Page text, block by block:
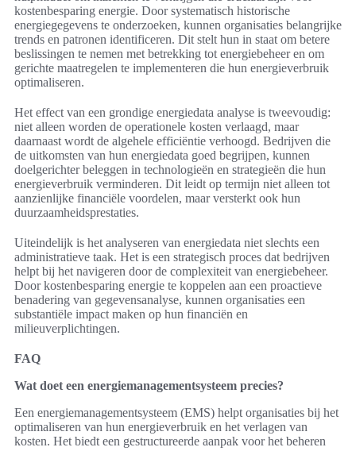
kostenbesparing energie. Door systematisch historische
energiegegevens te onderzoeken, kunnen organisaties belangrijke
trends en patronen identificeren. Dit stelt hun in staat om betere
beslissingen te nemen met betrekking tot energiebeheer en om
gerichte maatregelen te implementeren die hun energieverbruik
optimaliseren.
Het effect van een grondige energiedata analyse is tweevoudig:
niet alleen worden de operationele kosten verlaagd, maar
daarnaast wordt de algehele efficiëntie verhoogd. Bedrijven die
de uitkomsten van hun energiedata goed begrijpen, kunnen
doelgerichter beleggen in technologieën en strategieën die hun
energieverbruik verminderen. Dit leidt op termijn niet alleen tot
aanzienlijke financiële voordelen, maar versterkt ook hun
duurzaamheidsprestaties.
Uiteindelijk is het analyseren van energiedata niet slechts een
administratieve taak. Het is een strategisch proces dat bedrijven
helpt bij het navigeren door de complexiteit van energiebeheer.
Door kostenbesparing energie te koppelen aan een proactieve
benadering van gegevensanalyse, kunnen organisaties een
substantiële impact maken op hun financiën en
milieuverplichtingen.
FAQ
Wat doet een energiemanagementsysteem precies?
Een energiemanagementsysteem (EMS) helpt organisaties bij het
optimaliseren van hun energieverbruik en het verlagen van
kosten. Het biedt een gestructureerde aanpak voor het beheren